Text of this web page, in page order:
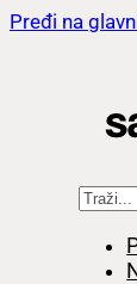
Pređi na